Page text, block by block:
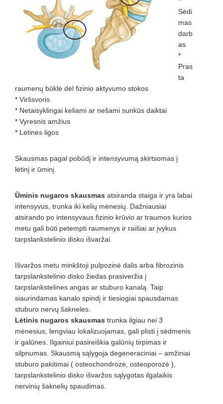
Sėdi
mas
darb
as
*
Pras
ta
raumenų būklė dėl fizinio aktyvumo stokos
* Viršsvoris
* Netaisyklingai keliami ar nešami sunkūs daiktai
* Vyresnis amžius
* Lėtinės ligos
Skausmas pagal pobūdį ir intensyvumą skirtsomas į
lėtinį ir ūminį.
Ūminis nugaros skausmas atsiranda staiga ir yra labai
intensyvus, trunka iki kelių mėnesių. Dažniausiai
atsirando po intensyvaus fizinio krūvio ar traumos kurios
metu gali būti petempti raumenys ir raišiai ar įvykus
tarpslankstelinio disko išvaržai.
Išvaržos metu minkštoji pulpozinė dalis arba fibrozinis
tarpslankstelinio disko žiedas prasiveržia į
tarpslankstelines angas ar stuburo kanalą. Taip
siaurindamas kanalo spindį ir tiesiogiai spausdamas
stuburo nervų šakneles.
Lėtinis nugaros skausmas trunka ilgiau nei 3
mėnesius, lengviau lokalizuojamas, gali plisti į sėdmenis
ir galūnes. Ilgainiui pasireiškia galūnių tirpimas ir
silpnumas. Skausmą sąlygoja degeneraciniai – amžiniai
stuburo pakitimai ( osteochondrozė, osteoporozė ),
tarpslankstelinio disko išvaržos sąlygotas ilgalaikis
nervinių šaknelių spaudimas.